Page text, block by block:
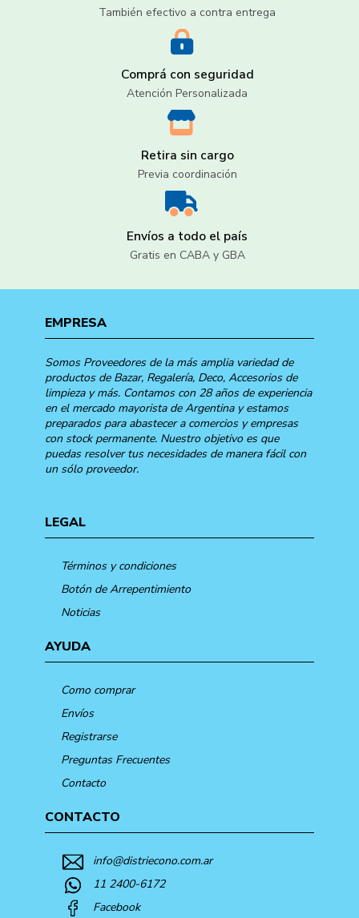
También efectivo a contra entrega
Comprá con seguridad
Atención Personalizada
Retira sin cargo
Previa coordinación
Envíos a todo el país
Gratis en CABA y GBA
EMPRESA
Somos Proveedores de la más amplia variedad de
productos de Bazar, Regalería, Deco, Accesorios de
limpieza y más. Contamos con 28 años de experiencia
en el mercado mayorista de Argentina y estamos
preparados para abastecer a comercios y empresas
con stock permanente. Nuestro objetivo es que
puedas resolver tus necesidades de manera fácil con
un sólo proveedor.
LEGAL
Términos y condiciones
Botón de Arrepentimiento
Noticias
AYUDA
Como comprar
Envíos
Registrarse
Preguntas Frecuentes
Contacto
CONTACTO
info@distriecono.com.ar
11 2400-6172
Facebook